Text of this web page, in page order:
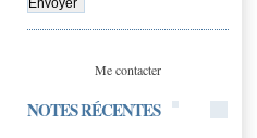
Me contacter
NOTES RÉCENTES